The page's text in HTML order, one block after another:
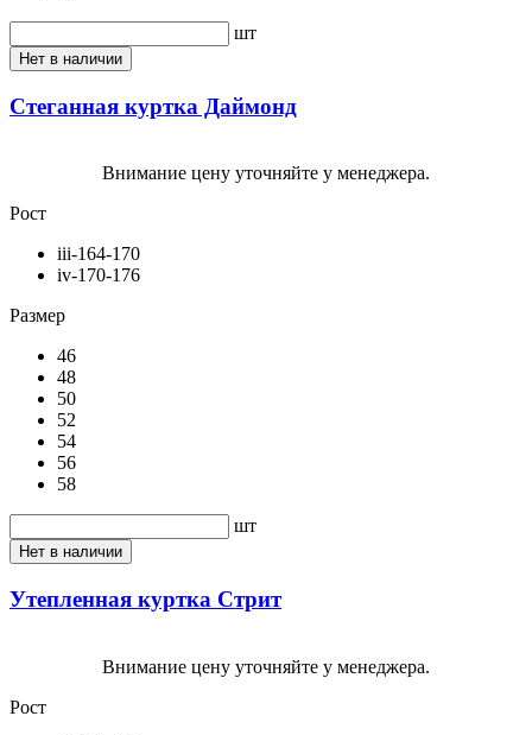
шт
Нет в наличии
Стеганная куртка Даймонд
Внимание цену уточняйте у менеджера.
Рост
iii-164-170
iv-170-176
Размер
46
48
50
52
54
56
58
шт
Нет в наличии
Утепленная куртка Стрит
Внимание цену уточняйте у менеджера.
Рост